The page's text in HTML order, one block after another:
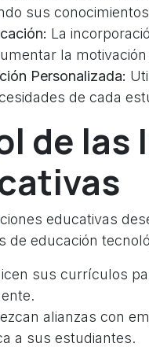
sus
La
la
Personalizada:
de cada
de
educativas
de educación
sus currículos
alianzas con
a sus estudiantes.